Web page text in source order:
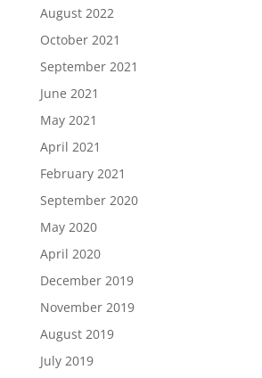
August 2022
October 2021
September 2021
June 2021
May 2021
April 2021
February 2021
September 2020
May 2020
April 2020
December 2019
November 2019
August 2019
July 2019